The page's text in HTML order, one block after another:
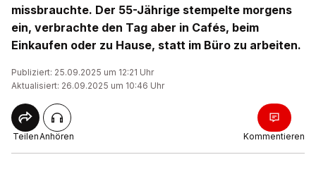
missbrauchte. Der 55-Jährige stempelte morgens
ein, verbrachte den Tag aber in Cafés, beim
Einkaufen oder zu Hause, statt im Büro zu arbeiten.
Publiziert: 25.09.2025 um 12:21 Uhr
Aktualisiert: 26.09.2025 um 10:46 Uhr
TeilenAnhören Kommentieren